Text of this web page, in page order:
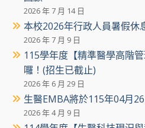
2026 年 7 月 14 日
本校2026年行政人員暑假休
2026 年 7 月 9 日
115學年度【精準醫學高階
囉！(招生已截止)
2026 年 6 月 29 日
生醫EMBA將於115年04月
2026 年 4 月 9 日